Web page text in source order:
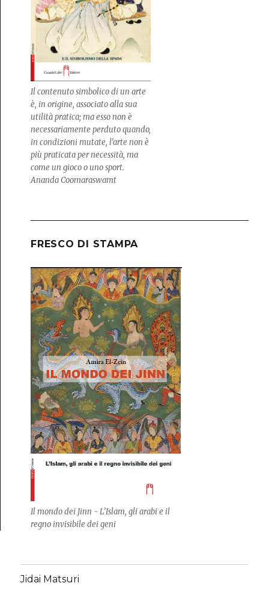
Il contenuto simbolico di un arte
è, in origine, associato alla sua
utilità pratica; ma esso non è
necessariamente perduto quando,
in condizioni mutate, l’arte non è
più praticata per necessità, ma
come un gioco o uno sport.
Ananda Coomaraswamt
FRESCO DI STAMPA
Il mondo dei Jinn - L’Islam, gli arabi e il
regno invisibile dei geni
Jidai Matsuri